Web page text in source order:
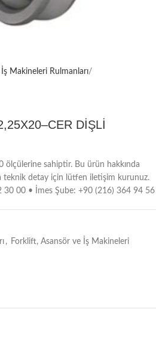
Makineleri Rulmanları
DİŞLİ
ölçülerine sahiptir. Bu ürün hakkında
teknik detay için lütfen iletişim kurunuz.
30 00 • İmes Şube: +90 (216) 364 94 56
, Forklift, Asansör ve İş Makineleri